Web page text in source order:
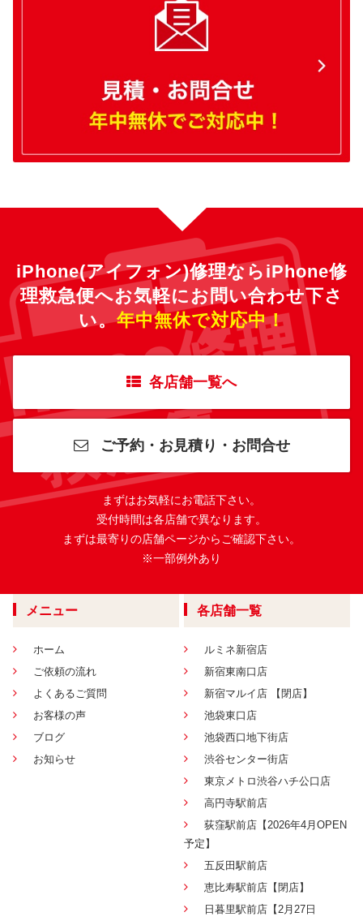
iPhone(アイフォン)修理ならiPhone修
理救急便へお気軽にお問い合わせ下さ
い。年中無休で対応中！
各店舗一覧へ
ご予約・お見積り・お問合せ
まずはお気軽にお電話下さい。
受付時間は各店舗で異なります。
まずは最寄りの店舗ページからご確認下さい。
※一部例外あり
メニュー
ホーム
ご依頼の流れ
よくあるご質問
お客様の声
ブログ
お知らせ
各店舗一覧
ルミネ新宿店
新宿東南口店
新宿マルイ店 【閉店】
池袋東口店
池袋西口地下街店
渋谷センター街店
東京メトロ渋谷ハチ公口店
高円寺駅前店
荻窪駅前店【2026年4月OPEN
予定】
五反田駅前店
恵比寿駅前店【閉店】
日暮里駅前店【2月27日